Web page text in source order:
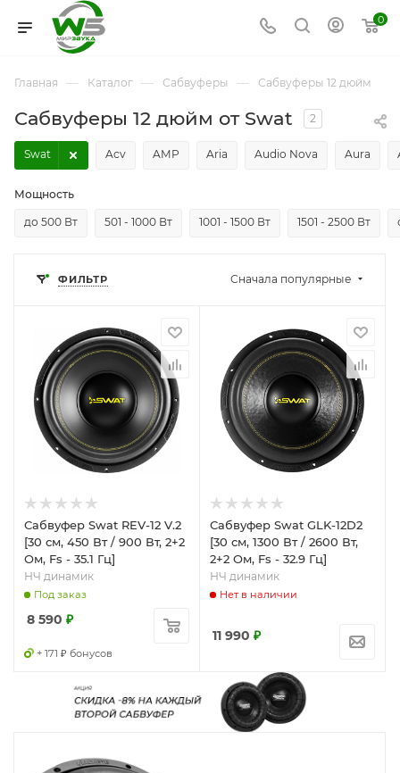
0
Главная — Каталог — Сабвуферы — Сабвуферы 12 дюйм
Сабвуферы 12 дюйм от Swat 2
Acv AMP Aria Audio Nova Aura
Swat
Мощность
до 500 Вт 501 - 1000 Вт 1001 - 1500 Вт 1501 - 2500 Вт
ФИЛЬТР Сначала популярные
Сабвуфер Swat REV-12 V.2
[30 см, 450 Вт / 900 Вт, 2+2
Ом, Fs - 35.1 Гц]
НЧ динамик
Под заказ
8 590 ₽
+ 171 ₽ бонусов
Сабвуфер Swat GLK-12D2
[30 см, 1300 Вт / 2600 Вт,
2+2 Ом, Fs - 32.9 Гц]
НЧ динамик
Нет в наличии
11 990 ₽